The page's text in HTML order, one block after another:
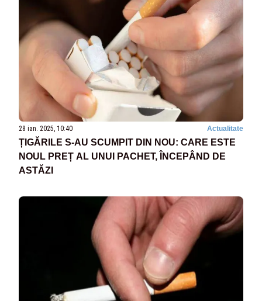
28 ian. 2025, 10:40 Actualitate
ȚIGĂRILE S-AU SCUMPIT DIN NOU: CARE ESTE
NOUL PREȚ AL UNUI PACHET, ÎNCEPÂND DE
ASTĂZI